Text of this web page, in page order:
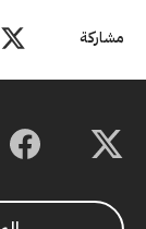
مشاركة